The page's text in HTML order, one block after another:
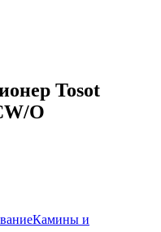
Tosot
O
Камины и